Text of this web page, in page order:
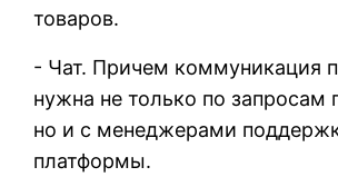
товаров.
- Чат. Причем коммуникация
нужна не только по запросам
но и с менеджерами
платформы.